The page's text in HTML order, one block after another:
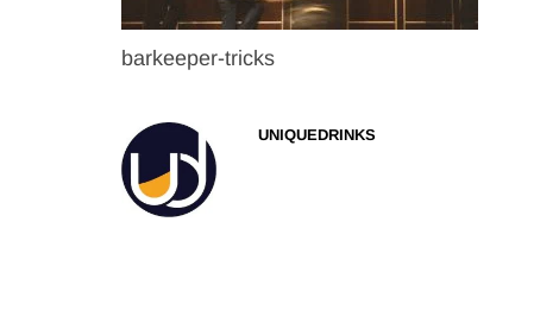
barkeeper-tricks
UNIQUEDRINKS